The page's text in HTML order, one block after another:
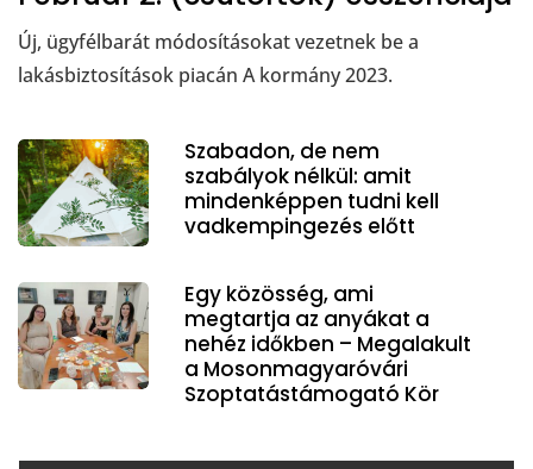
Új, ügyfélbarát módosításokat vezetnek be a
lakásbiztosítások piacán A kormány 2023.
Szabadon, de nem
szabályok nélkül: amit
mindenképpen tudni kell
vadkempingezés előtt
Egy közösség, ami
megtartja az anyákat a
nehéz időkben – Megalakult
a Mosonmagyaróvári
Szoptatástámogató Kör